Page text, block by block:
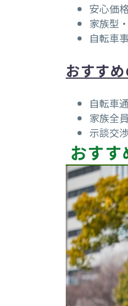
安心価
家族型
自転車
おすす
自転車
家族全
示談交
おすす